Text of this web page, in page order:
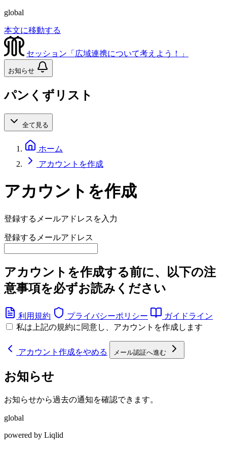
global
本文に移動する
セッション「広域連携について考えよう！」
お知らせ
パンくずリスト
全て見る
ホーム
アカウントを作成
アカウントを作成
登録するメールアドレスを入力
登録するメールアドレス
アカウントを作成する前に、以下の注
意事項を必ずお読みください
利用規約 プライバシーポリシー
ガイドライン
私は上記の規約に同意し、アカウントを作成します
アカウント作成をやめる メール認証へ進む
お知らせ
お知らせから過去の通知を確認できます。
global
powered by Liqlid